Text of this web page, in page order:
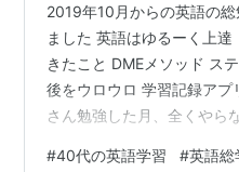
2019年10月からの英語の
ました 英語はゆるーく上
きたこと DMEメソッド ス
後をウロウロ 学習記録ア
さん勉強した月、全くやら
14時間 1日 27分 あら、一
#40代の英語学習 #英語総